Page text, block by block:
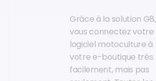
Grâce à la solution G8,
vous connectez votre
logiciel motoculture à
votre e-boutique très
facilement, mais pas